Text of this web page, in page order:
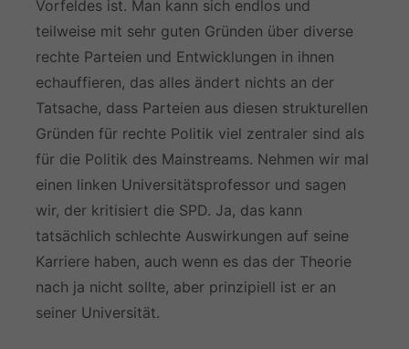
Vorfeldes ist. Man kann sich endlos und
teilweise mit sehr guten Gründen über diverse
rechte Parteien und Entwicklungen in ihnen
echauffieren, das alles ändert nichts an der
Tatsache, dass Parteien aus diesen strukturellen
Gründen für rechte Politik viel zentraler sind als
für die Politik des Mainstreams. Nehmen wir mal
einen linken Universitätsprofessor und sagen
wir, der kritisiert die SPD. Ja, das kann
tatsächlich schlechte Auswirkungen auf seine
Karriere haben, auch wenn es das der Theorie
nach ja nicht sollte, aber prinzipiell ist er an
seiner Universität.